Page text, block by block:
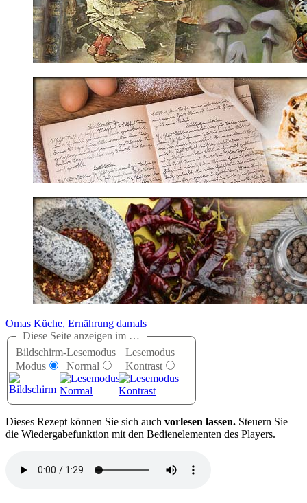
Omas Küche, Ernährung damals
Diese Seite anzeigen im …
Bildschirm-
Modus
Lesemodus
Normal
Lesemodus
Kontrast
Dieses Rezept können Sie sich auch vorlesen lassen. Steuern Sie
die Wiedergabefunktion mit den Bedienelementen des Players.